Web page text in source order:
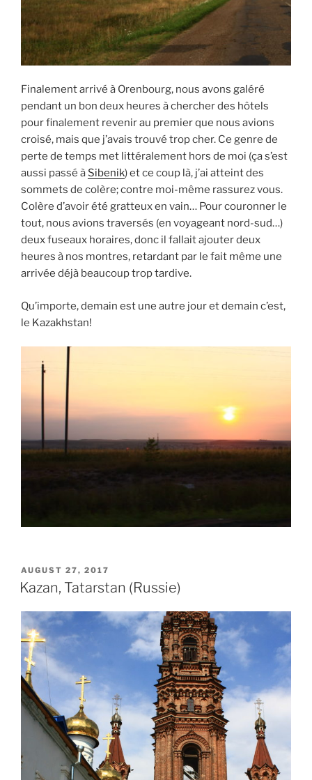
Finalement arrivé à Orenbourg, nous avons galéré
pendant un bon deux heures à chercher des hôtels
pour finalement revenir au premier que nous avions
croisé, mais que j’avais trouvé trop cher. Ce genre de
perte de temps met littéralement hors de moi (ça s’est
aussi passé à Sibenik) et ce coup là, j’ai atteint des
sommets de colère; contre moi-même rassurez vous.
Colère d’avoir été gratteux en vain… Pour couronner le
tout, nous avions traversés (en voyageant nord-sud…)
deux fuseaux horaires, donc il fallait ajouter deux
heures à nos montres, retardant par le fait même une
arrivée déjà beaucoup trop tardive.
Qu’importe, demain est une autre jour et demain c’est,
le Kazakhstan!
POSTED
ON
AUGUST 27, 2017
Kazan, Tatarstan (Russie)